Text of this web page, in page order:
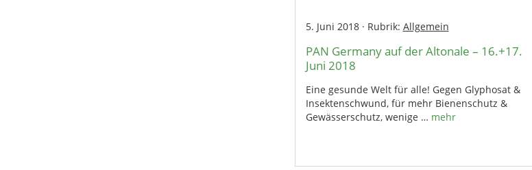
5. Juni 2018· Rubrik: Allgemein
PAN Germany auf der Altonale – 16.+17.
Juni 2018
Eine gesunde Welt für alle! Gegen Glyphosat &
Insektenschwund, für mehr Bienenschutz &
Gewässerschutz, wenige … mehr